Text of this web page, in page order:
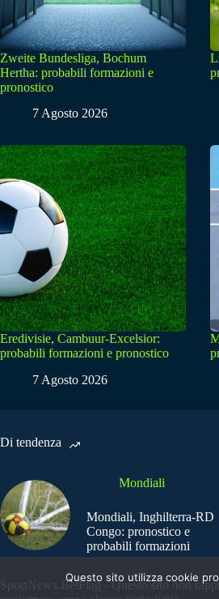
Zweite Bundesliga, Bochum
Hertha: probabili formazioni e
pronostico
7 Agosto 2026
Eredivisie, Cambuur-Excelsior:
probabili formazioni e pronostico
7 Agosto 2026
Di tendenza
Mondiali
Mondiali, Inghilterra-RD
Congo: pronostico e
probabili formazioni
SportNews.BetFlag - Questo sito non
Questo sito utilizza cookie